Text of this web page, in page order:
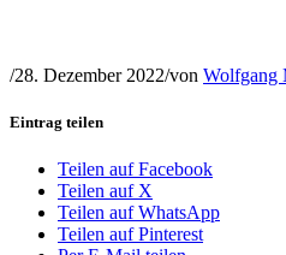
/28. Dezember 2022/von Wolfgang
Eintrag teilen
Teilen auf Facebook
Teilen auf X
Teilen auf WhatsApp
Teilen auf Pinterest